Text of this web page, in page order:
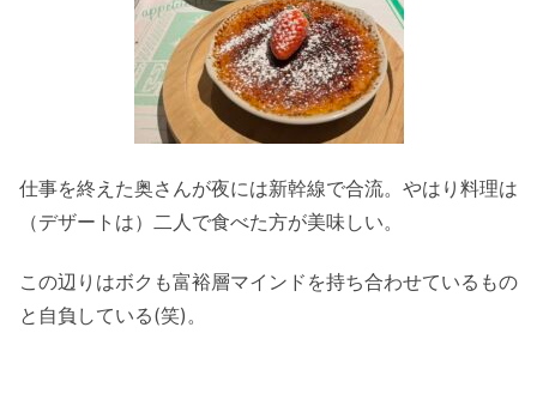
仕事を終えた奥さんが夜には新幹線で合流。やはり料理は
（デザートは）二人で食べた方が美味しい。
この辺りはボクも富裕層マインドを持ち合わせているもの
と自負している(笑)。